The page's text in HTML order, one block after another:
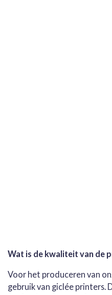
Wat is de kwaliteit van de
Voor het produceren van
gebruik van giclée printers.